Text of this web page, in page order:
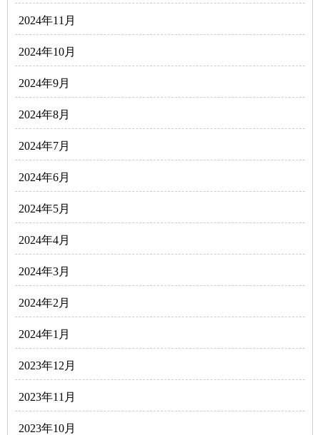
2024年11月
2024年10月
2024年9月
2024年8月
2024年7月
2024年6月
2024年5月
2024年4月
2024年3月
2024年2月
2024年1月
2023年12月
2023年11月
2023年10月